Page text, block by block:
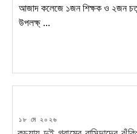
আজাদ কলেজে ১জন শিক্ষক ও ২জন
উপলক্ষ্ ...
POSTED
১৮ মে ২০২৬